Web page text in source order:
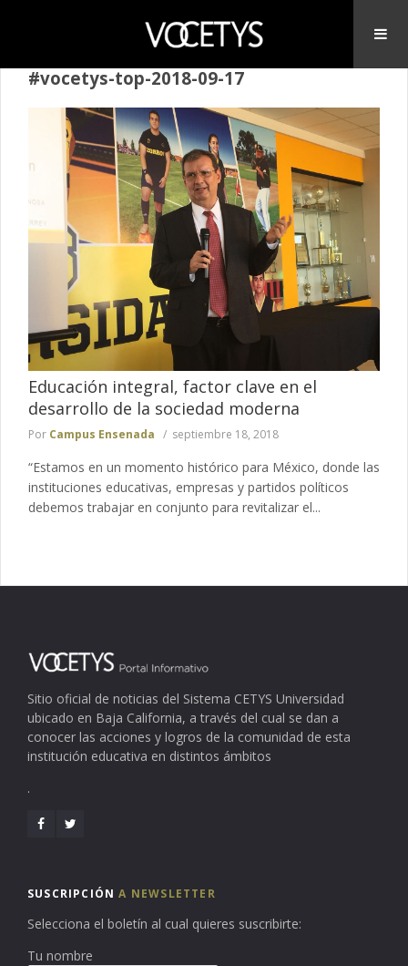
#vocetys-top-2018-09-17
Educación integral, factor clave en el
desarrollo de la sociedad moderna
Por Campus Ensenada septiembre 18, 2018
“Estamos en un momento histórico para México, donde las
instituciones educativas, empresas y partidos políticos
debemos trabajar en conjunto para revitalizar el...
Sitio oficial de noticias del Sistema CETYS Universidad
ubicado en Baja California, a través del cual se dan a
conocer las acciones y logros de la comunidad de esta
institución educativa en distintos ámbitos
.
SUSCRIPCIÓNA NEWSLETTER
Selecciona el boletín al cual quieres suscribirte:
Tu nombre